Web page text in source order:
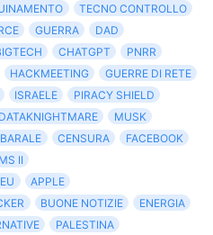
TECNO CONTROLLO
GUERRA
DAD
CHATGPT
PNRR
HACKMEETING
GUERRE DI RETE
ISRAELE
PIRACY SHIELD
DATAKNIGHTMARE
MUSK
CENSURA
FACEBOOK
II
EU
APPLE
BUONE NOTIZIE
ENERGIA
PALESTINA